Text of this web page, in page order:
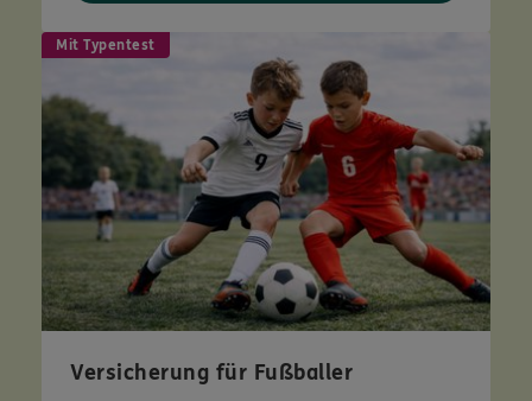
Mit Typentest
Versicherung für Fußballer